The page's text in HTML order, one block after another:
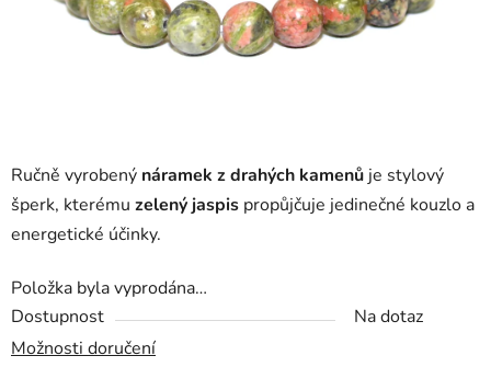
Ručně vyrobený náramek z drahých kamenů je stylový
šperk, kterému zelený jaspis propůjčuje jedinečné kouzlo a
energetické účinky.
Položka byla vyprodána…
Dostupnost
Na dotaz
Možnosti doručení